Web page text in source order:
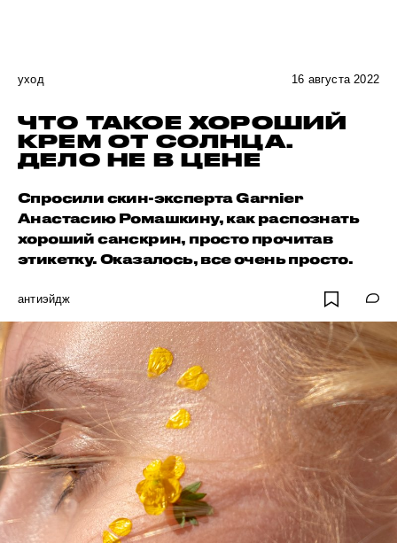
уход 16 августа 2022
ЧТО ТАКОЕ ХОРОШИЙ
КРЕМ ОТ СОЛНЦА.
ДЕЛО НЕ В ЦЕНЕ
Спросили скин-эксперта Garnier
Анастасию Ромашкину, как распознать
хороший санскрин, просто прочитав
этикетку. Оказалось, все очень просто.
антиэйдж